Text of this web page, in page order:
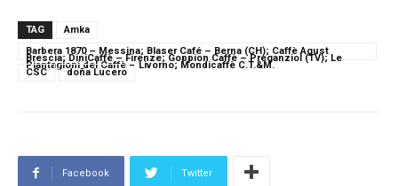
TAG
Amka
Barbera 1870 – Messina; Blaser Café – Berna (CH); Caffè Agust
Brescia; DiniCaffè – Firenze; Goppion Caffè – Preganziol (TV); Le
Piantagioni del Caffè – Livorno; Mondicaffè C.T.&M.
CSC doña Lucero
Facebook Twitter